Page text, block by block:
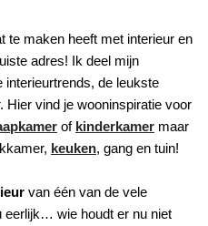
te maken heeft met interieur en
adres! Ik deel mijn
interieurtrends, de leukste
Hier vind je wooninspiratie voor
of kinderkamer maar
keuken, gang en tuin!
van één van de vele
eerlijk… wie houdt er nu niet